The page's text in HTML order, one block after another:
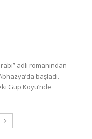
adlı romanından
başladı.
Gup Köyü’nde